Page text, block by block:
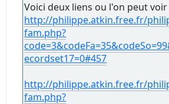
Voici deux liens ou l'on peut
http://philippe.atkin.free.fr/
fam.php?
ecordset17=0#457
http://philippe.atkin.free.fr/
fam.php?